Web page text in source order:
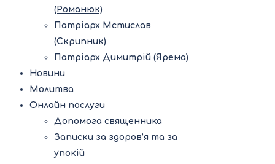
(Романюк)
Патріарх Мстислав
(Скрипник)
Патріарх Димитрій (Ярема)
Новини
Молитва
Онлайн послуги
Допомога священника
Записки за здоров’я та за
упокій